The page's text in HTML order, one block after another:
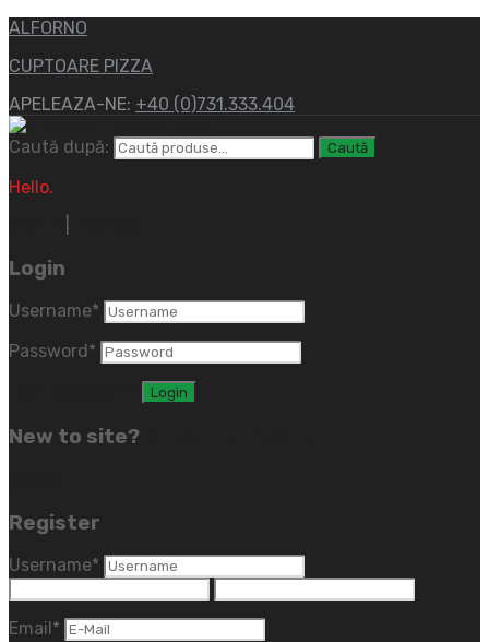
ALFORNO
CUPTOARE PIZZA
APELEAZA-NE: +40 (0)731.333.404
Caută după: Caută
Hello.
Login
Username*
Password *
New to site?
Register
Username*
Email *